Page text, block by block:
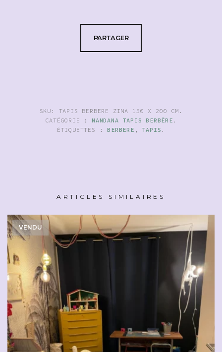
PARTAGER
SKU: TAPIS BERBERE ZINA 150 X 200 CM .
CATÉGORIE : MANDANA TAPIS BERBÈRE .
ÉTIQUETTES :BERBERE , TAPIS .
ARTICLES SIMILAIRES
VENDU